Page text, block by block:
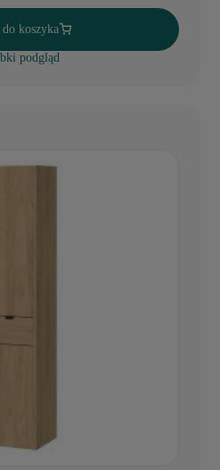
koszyka
podgląd